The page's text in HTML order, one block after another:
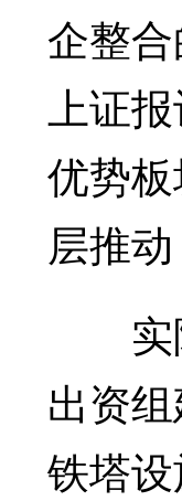
企整
上证
优势
层推
实际
出资
铁塔